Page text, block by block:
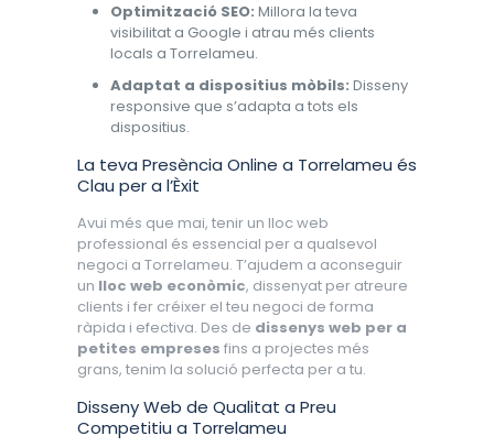
Optimització SEO: Millora la teva
visibilitat a Google i atrau més clients
locals a Torrelameu.
Adaptat a dispositius mòbils: Disseny
responsive que s’adapta a tots els
dispositius.
La teva Presència Online a Torrelameu és
Clau per a l’Èxit
Avui més que mai, tenir un lloc web
professional és essencial per a qualsevol
negoci a Torrelameu. T’ajudem a aconseguir
un lloc web econòmic, dissenyat per atreure
clients i fer créixer el teu negoci de forma
ràpida i efectiva. Des de dissenys web per a
petites empreses fins a projectes més
grans, tenim la solució perfecta per a tu.
Disseny Web de Qualitat a Preu
Competitiu a Torrelameu